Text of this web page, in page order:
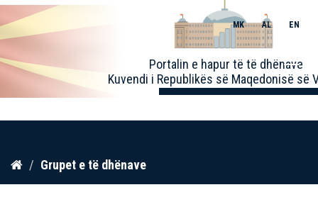
Kalo
përmbajtja
Portalin e hapur të të dhënave
Kuvendi i Republikës së Maqedonisë së
MK AL EN
Toggle
Grupet e të dhënave